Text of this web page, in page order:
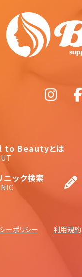
to Beautyとは
ニック検索
ーポリシー 利用規約